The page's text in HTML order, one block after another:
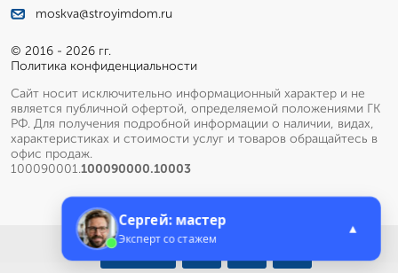
moskva@stroyimdom.ru
© 2016 - 2026 гг.
Политика конфиденциальности
Сайт носит исключительно информационный характер и не
является публичной офертой, определяемой положениями ГК
РФ. Для получения подробной информации о наличии, видах,
характеристиках и стоимости услуг и товаров обращайтесь в
офис продаж.
100090001.100090000.10003
Сергей: мастер
Эксперт со стажем
▲